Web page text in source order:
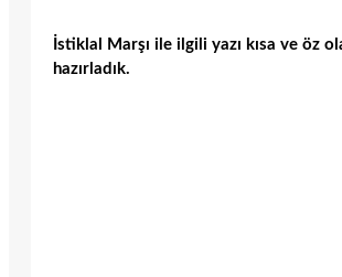
İstiklal Marşı ile ilgili yazı kısa ve öz
hazırladık.